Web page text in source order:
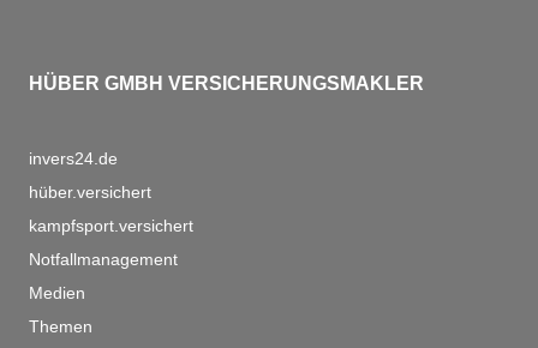
HÜBER GMBH VERSICHERUNGSMAKLER
invers24.de
hüber.versichert
kampfsport.versichert
Notfallmanagement
Medien
Themen